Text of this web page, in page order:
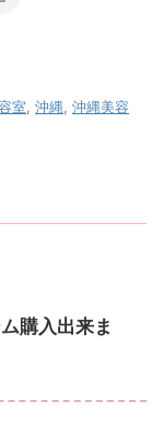
室, 沖縄, 沖縄美容
購入出来ま